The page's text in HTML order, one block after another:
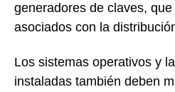
generadores de claves,
asociados con la
Los sistemas operativos y
instaladas también deben